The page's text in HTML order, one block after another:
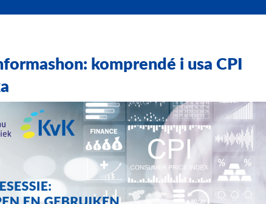
komprendé i usa CPI